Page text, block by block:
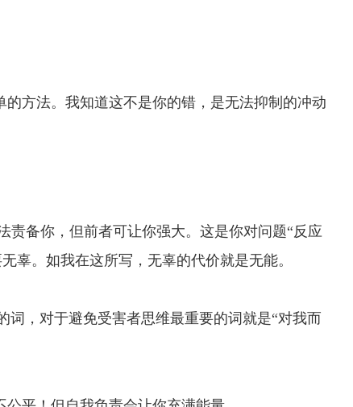
方法。我知道这不是你的错，是无法抑制的冲动
备你，但前者可让你强大。这是你对问题“反应
。如我在这所写，无辜的代价就是无能。
，对于避免受害者思维最重要的词就是“对我而